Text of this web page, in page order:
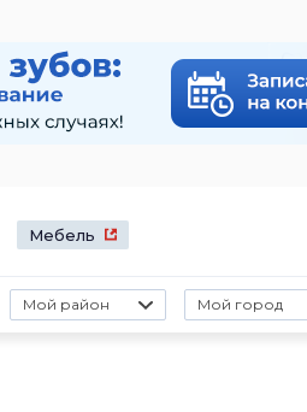
Мебель
Мой район Мой город